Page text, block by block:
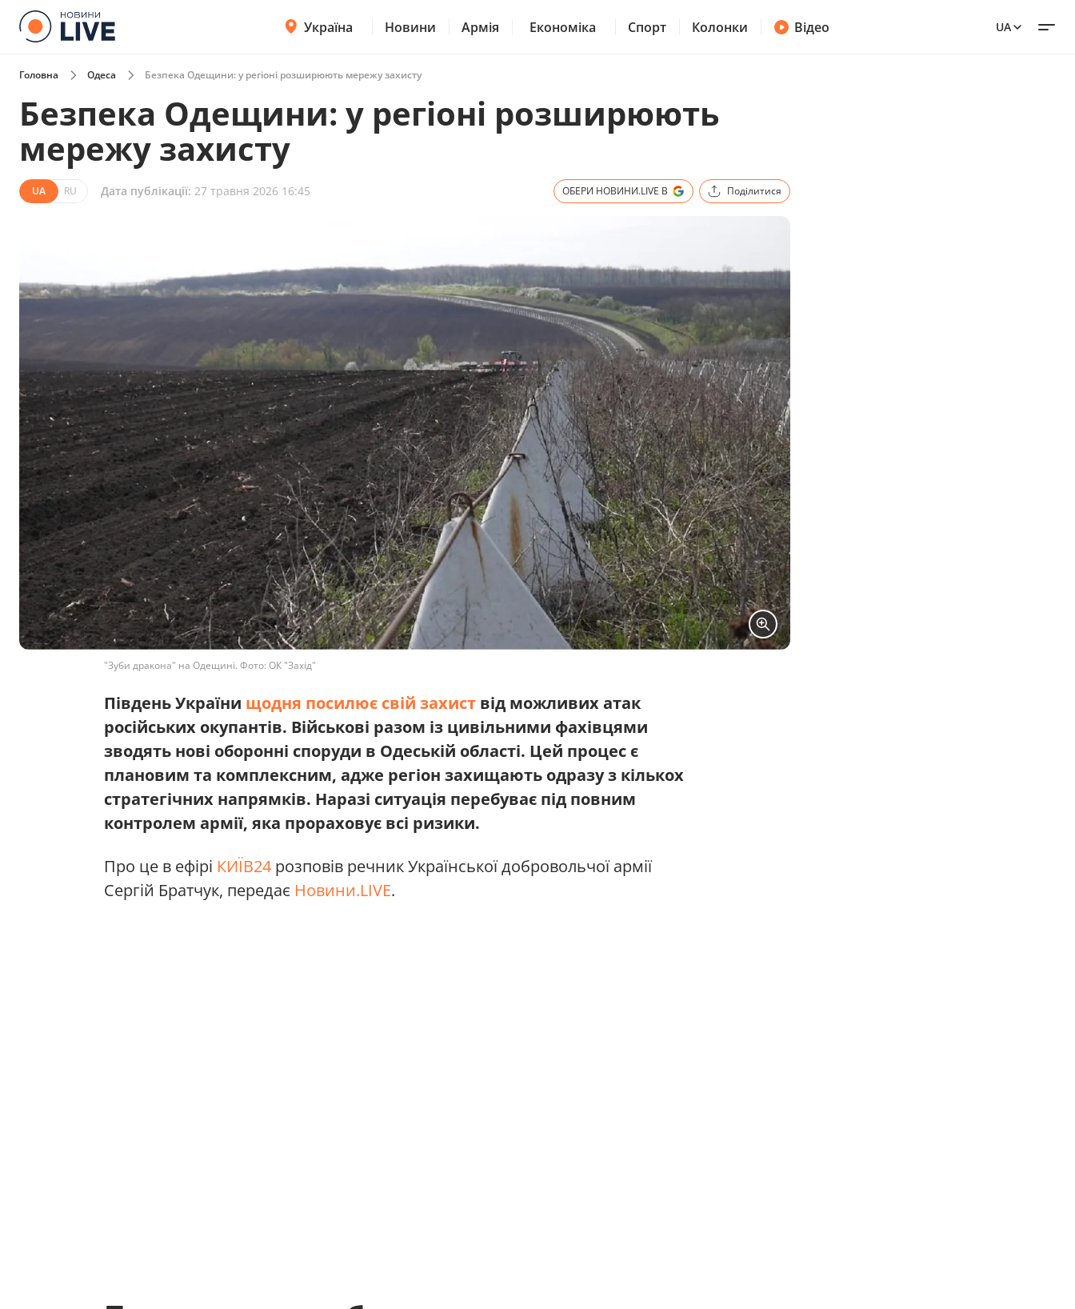
Україна Новини Армія Економіка Спорт Колонки Відео UA
Головна Одеса Безпека Одещини: у регіоні розширюють мережу захисту
Безпека Одещини: у регіоні розширюють
мережу захисту
UA RU Дата публікації: 27 травня 2026 16:45 ОБЕРИ НОВИНИ.LIVE В Поділитися
"Зуби дракона" на Одещині. Фото: ОК "Захід"
Південь України щодня посилює свій захист від можливих атак
російських окупантів. Військові разом із цивільними фахівцями
зводять нові оборонні споруди в Одеській області. Цей процес є
плановим та комплексним, адже регіон захищають одразу з кількох
стратегічних напрямків. Наразі ситуація перебуває під повним
контролем армії, яка прораховує всі ризики.
Про це в ефірі КИЇВ24 розповів речник Української добровольчої армії
Сергій Братчук, передає Новини.LIVE.